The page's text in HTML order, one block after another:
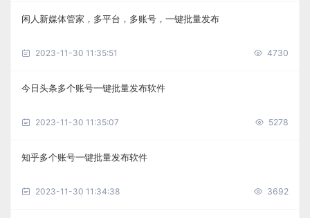
闲人新媒体管家，多平台，多账号，一键批量发布
2023-11-30 11:35:51 4730
今日头条多个账号一键批量发布软件
2023-11-30 11:35:07 5278
知乎多个账号一键批量发布软件
2023-11-30 11:34:38 3692